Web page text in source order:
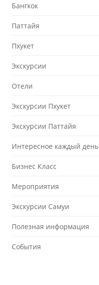
Бангкок
Паттайя
Пхукет
Экскурсии
Отели
Экскурсии Пхукет
Экскурсии Паттайя
Интересное каждый день
Бизнес Класс
Мероприятия
Экскурсии Самуи
Полезная информация
События